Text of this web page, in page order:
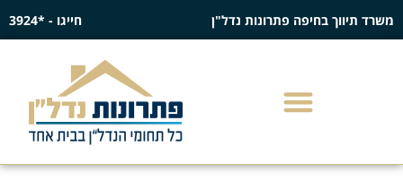
משרד תיווך בחיפה פתרונות נדל"ן חייגו - *3924